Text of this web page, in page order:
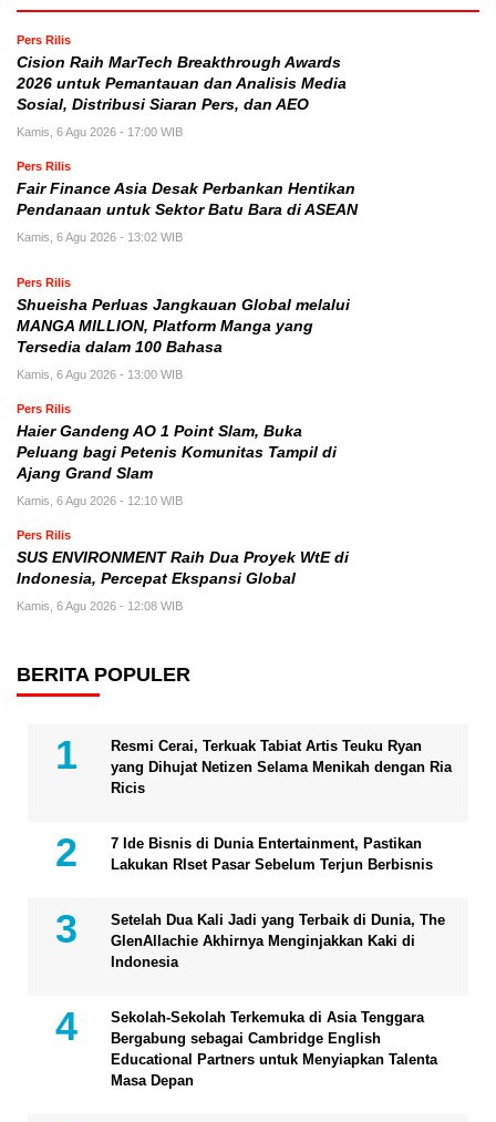
Pers Rilis
Cision Raih MarTech Breakthrough Awards
2026 untuk Pemantauan dan Analisis Media
Sosial, Distribusi Siaran Pers, dan AEO
Kamis, 6 Agu 2026 - 17:00 WIB
Pers Rilis
Fair Finance Asia Desak Perbankan Hentikan
Pendanaan untuk Sektor Batu Bara di ASEAN
Kamis, 6 Agu 2026 - 13:02 WIB
Pers Rilis
Shueisha Perluas Jangkauan Global melalui
MANGA MILLION, Platform Manga yang
Tersedia dalam 100 Bahasa
Kamis, 6 Agu 2026 - 13:00 WIB
Pers Rilis
Haier Gandeng AO 1 Point Slam, Buka
Peluang bagi Petenis Komunitas Tampil di
Ajang Grand Slam
Kamis, 6 Agu 2026 - 12:10 WIB
Pers Rilis
SUS ENVIRONMENT Raih Dua Proyek WtE di
Indonesia, Percepat Ekspansi Global
Kamis, 6 Agu 2026 - 12:08 WIB
BERITA POPULER
Resmi Cerai, Terkuak Tabiat Artis Teuku Ryan
yang Dihujat Netizen Selama Menikah dengan Ria
Ricis
7 Ide Bisnis di Dunia Entertainment, Pastikan
Lakukan RIset Pasar Sebelum Terjun Berbisnis
Setelah Dua Kali Jadi yang Terbaik di Dunia, The
GlenAllachie Akhirnya Menginjakkan Kaki di
Indonesia
Sekolah-Sekolah Terkemuka di Asia Tenggara
Bergabung sebagai Cambridge English
Educational Partners untuk Menyiapkan Talenta
Masa Depan